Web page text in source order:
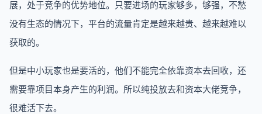
展，处于竞争的优势地位。只要进场的玩家够多，够强，不愁
没有生态的情况下，平台的流量肯定是越来越贵、越来越难以
获取的。
但是中小玩家也是要活的，他们不能完全依靠资本去回收，还
需要靠项目本身产生的利润。所以纯投放去和资本大佬竞争，
很难活下去。